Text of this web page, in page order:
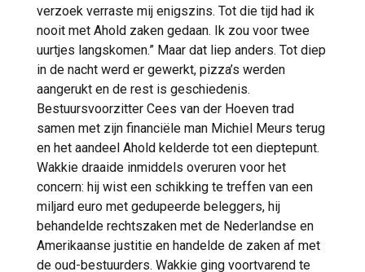
verzoek verraste mij enigszins. Tot die tijd had ik
nooit met Ahold zaken gedaan. Ik zou voor twee
uurtjes langskomen.” Maar dat liep anders. Tot diep
in de nacht werd er gewerkt, pizza’s werden
aangerukt en de rest is geschiedenis.
Bestuursvoorzitter Cees van der Hoeven trad
samen met zijn financiële man Michiel Meurs terug
en het aandeel Ahold kelderde tot een dieptepunt.
Wakkie draaide inmiddels overuren voor het
concern: hij wist een schikking te treffen van een
miljard euro met gedupeerde beleggers, hij
behandelde rechtszaken met de Nederlandse en
Amerikaanse justitie en handelde de zaken af met
de oud-bestuurders. Wakkie ging voortvarend te